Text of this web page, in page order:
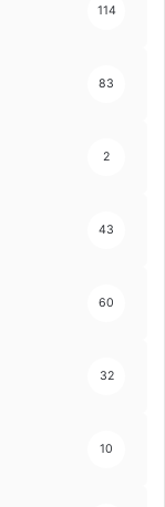
114
83
2
43
60
32
10